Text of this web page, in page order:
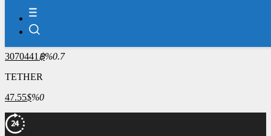
13.786,62
BİTCOİN
3070441 ฿%0.7
TETHER
47.55$%0